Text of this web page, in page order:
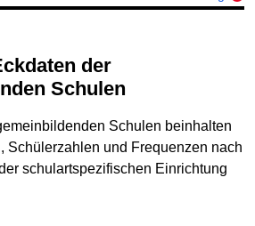
Schulen
Schulen beinhalten
Schülerzahlen und Frequenzen nach
schulartspezifischen Einrichtung